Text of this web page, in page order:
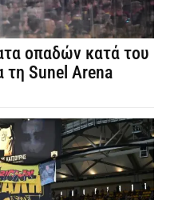
οπαδών κατά του
τη Sunel Arena